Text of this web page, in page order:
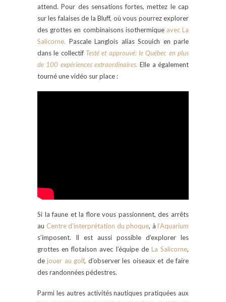
attend. Pour des sensations fortes, mettez le cap
sur les falaises de la Bluff, où vous pourrez explorer
des grottes en combinaisons isothermique avec La
Salicorne. Pascale Langlois alias Scouich en parle
dans le collectif Testé et approuvé: le Québec en plus
de 100 expériences extraordinaires. Elle a également
tourné une vidéo sur place :
Si la faune et la flore vous passionnent, des arrêts
au Centre d’interprétation du phoque, à l’Aquarium
s’imposent. Il est aussi possible d’explorer les
grottes en flotaison avec l’équipe de La Salicorne,
dejouer au golf, d’observer les oiseaux et de faire
des randonnées pédestres.
Parmi les autres activités nautiques pratiquées aux